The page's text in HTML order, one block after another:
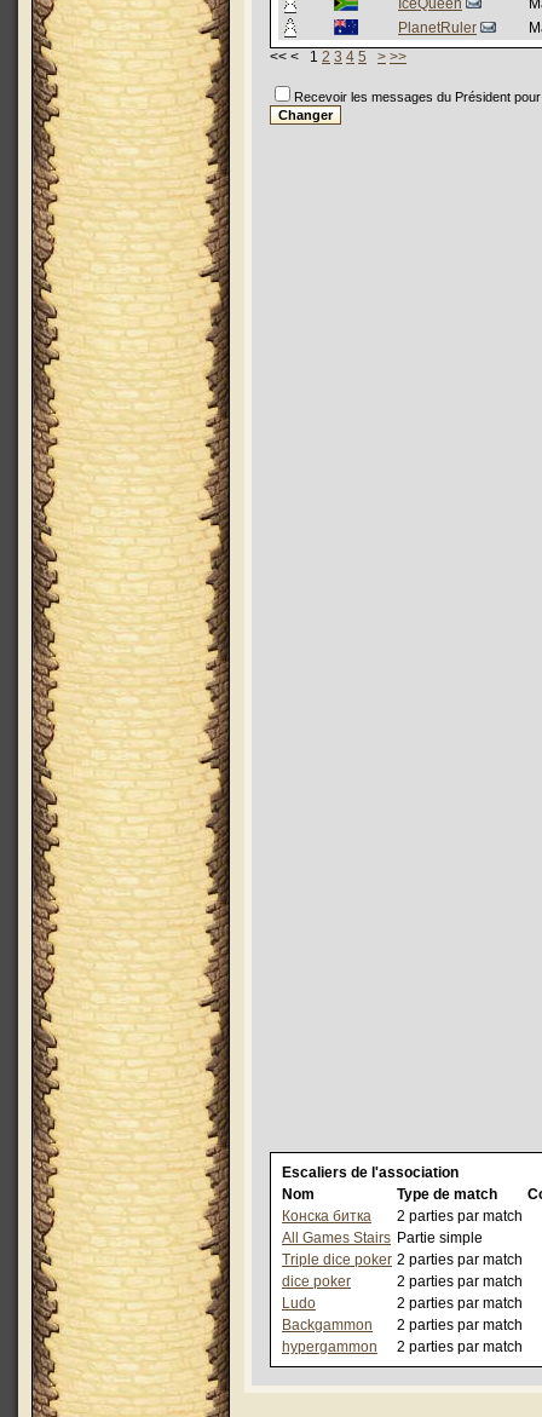
IceQueen
PlanetRuler
<< < 1 2 3 4 5 > >>
Recevoir les messages du Président
Escaliers de l'association
Nom
Type de match
Конска битка
2 parties par match
All Games Stairs Partie simple
Triple dice poker 2 parties par match
dice poker
2 parties par match
Ludo
2 parties par match
Backgammon
2 parties par match
hypergammon
2 parties par match